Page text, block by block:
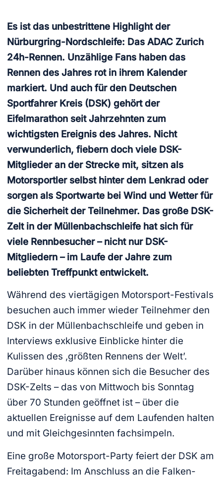
Es ist das unbestrittene Highlight der
Nürburgring-Nordschleife: Das ADAC Zurich
24h-Rennen. Unzählige Fans haben das
Rennen des Jahres rot in ihrem Kalender
markiert. Und auch für den Deutschen
Sportfahrer Kreis (DSK) gehört der
Eifelmarathon seit Jahrzehnten zum
wichtigsten Ereignis des Jahres. Nicht
verwunderlich, fiebern doch viele DSK-
Mitglieder an der Strecke mit, sitzen als
Motorsportler selbst hinter dem Lenkrad oder
sorgen als Sportwarte bei Wind und Wetter für
die Sicherheit der Teilnehmer. Das große DSK-
Zelt in der Müllenbachschleife hat sich für
viele Rennbesucher – nicht nur DSK-
Mitgliedern – im Laufe der Jahre zum
beliebten Treffpunkt entwickelt.
Während des viertägigen Motorsport-Festivals
besuchen auch immer wieder Teilnehmer den
DSK in der Müllenbachschleife und geben in
Interviews exklusive Einblicke hinter die
Kulissen des ‚größten Rennens der Welt’.
Darüber hinaus können sich die Besucher des
DSK-Zelts – das von Mittwoch bis Sonntag
über 70 Stunden geöffnet ist – über die
aktuellen Ereignisse auf dem Laufenden halten
und mit Gleichgesinnten fachsimpeln.
Eine große Motorsport-Party feiert der DSK am
Freitagabend: Im Anschluss an die Falken-